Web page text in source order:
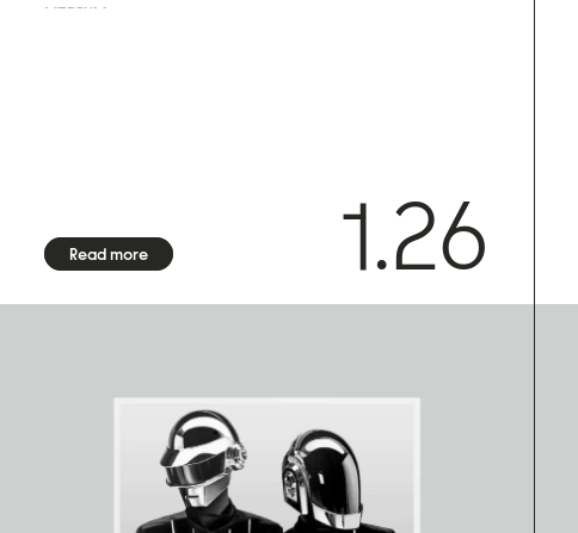
MEDIUM
Arrives with certificate of authenticity hand-signed by the
artist
Frame not included. We offer framing services exclusively
We offer shipping with DHL within the EU, to the US, UK,
Norway and Switzerland. Each fine art print is made on
demand especially for you, please allow up to 14 days of
production before shipment
Read more 1.26